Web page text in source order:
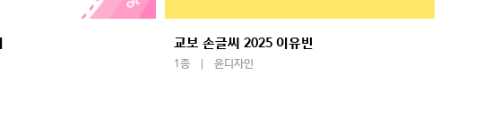
교보 손글씨 2025 이유빈
1종 윤디자인